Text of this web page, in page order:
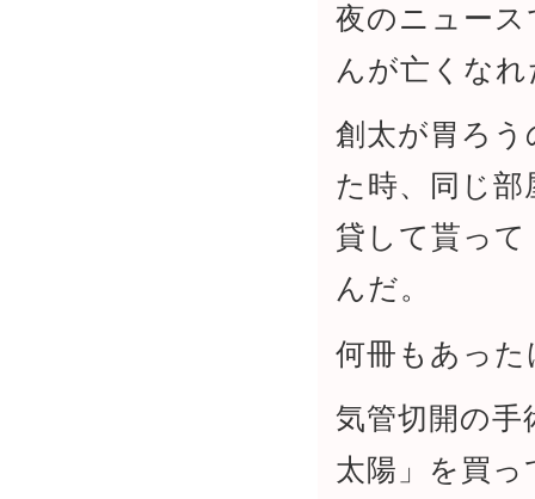
夜のニュー
んが亡くな
創太が胃ろ
た時、同じ
貸して貰って
んだ。
何冊もあっ
気管切開の
太陽」を買